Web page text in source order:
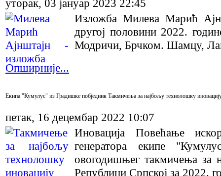
уторак, 03 јануар 2023 22:45
Изложба Mилeвa Maрић
другој половини 2022.
Модричи, Брчком. Шамцу,
Опширније...
Екипа "Кумулус" из Градишке побједник Такмичења за најбољу технолошку
петак, 16 децембар 2022 10:07
Иновација Повећање
генератора екипе
овогодишњег такмичења за
Републици Српској за 2022.